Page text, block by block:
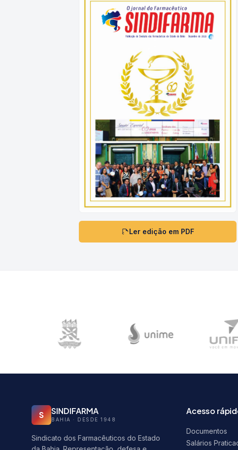
Ler edição em PDF
S SINDIFARMA
BAHIA · DESDE 1948
Sindicato dos Farmacêuticos do Estado
Acesso
Documentos
Salários